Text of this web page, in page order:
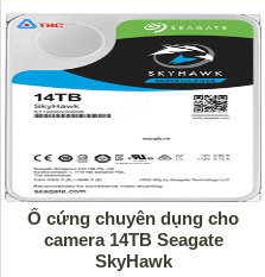
Ổ cứng chuyên dụng cho
camera 14TB Seagate
SkyHawk